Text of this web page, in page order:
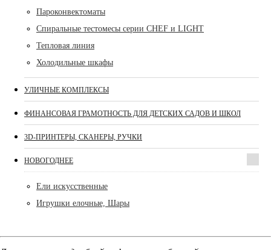
Пароконвектоматы
Спиральные тестомесы серии CHEF и LIGHT
Тепловая линия
Холодильные шкафы
УЛИЧНЫЕ КОМПЛЕКСЫ
ФИНАНСОВАЯ ГРАМОТНОСТЬ ДЛЯ ДЕТСКИХ САДОВ И ШКОЛ
3D-ПРИНТЕРЫ, СКАНЕРЫ, РУЧКИ
НОВОГОДНЕЕ
Ели искусственные
Игрушки елочные, Шары